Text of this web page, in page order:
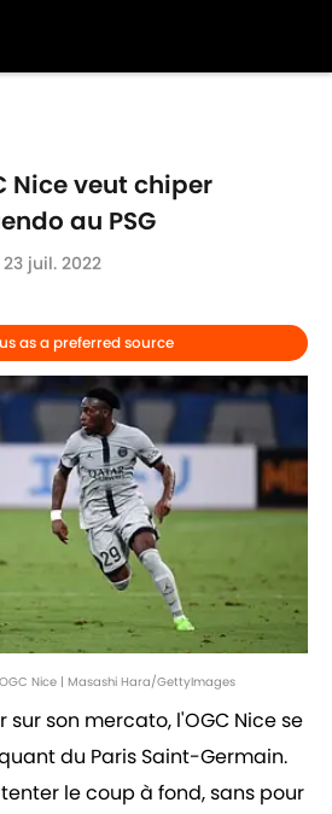
Nice veut chiper
au PSG
23 juil. 2022
as a preferred source
Nice | Masashi Hara/GettyImages
sur son mercato, l'OGC Nice se
du Paris Saint-Germain.
le coup à fond, sans pour